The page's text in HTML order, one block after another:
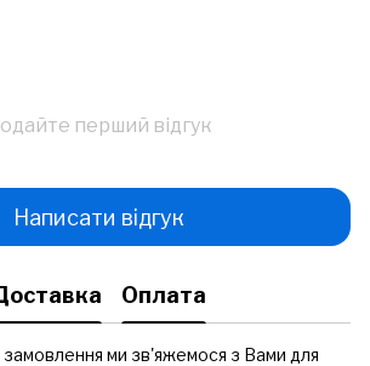
перший відгук
Написати відгук
Оплата
ми зв'яжемося з Вами для